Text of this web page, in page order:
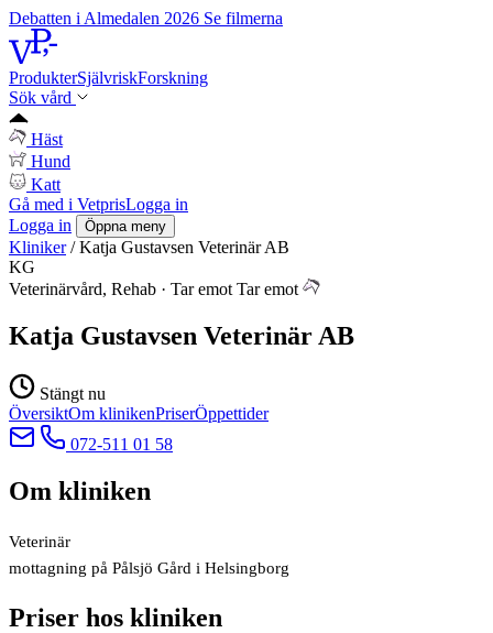
Debatten i Almedalen 2026 Se filmerna
ProdukterSjälvriskForskning
Sök vård
Häst
Hund
Katt
Gå med i VetprisLogga in
Logga in
Öppna meny
Kliniker / Katja Gustavsen Veterinär AB
KG
Veterinärvård, Rehab · Tar emot Tar emot
Katja Gustavsen Veterinär AB
Stängt nu
ÖversiktOm klinikenPriserÖppettider
072-511 01 58
Om kliniken
Veterinär
mottagning på Pålsjö Gård i Helsingborg
Priser hos kliniken